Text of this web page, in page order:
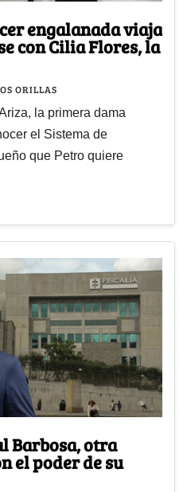
engalanada viaja
con Cilia Flores, la
ORILLAS
la primera dama
el Sistema de
que Petro quiere
Barbosa, otra
el poder de su